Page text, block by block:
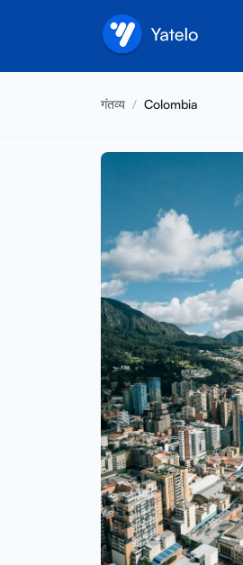
गंतव्य / Colombia